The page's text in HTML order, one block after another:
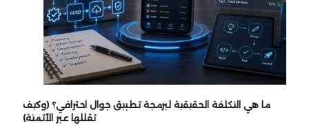
ما هي التكلفة الحقيقية لبرمجة تطبيق جوال احترافي؟ (وكيف
تقللها عبر الأتمتة)